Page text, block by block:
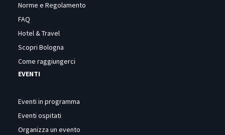
Norme e Regolamento
FAQ
Hotel & Travel
Scopri Bologna
Come raggiungerci
EVENTI
Eventi in programma
Eventi ospitati
Organizza un evento